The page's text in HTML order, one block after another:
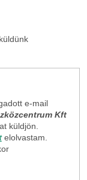
e-mail
Kft
küldjön.
elolvastam.